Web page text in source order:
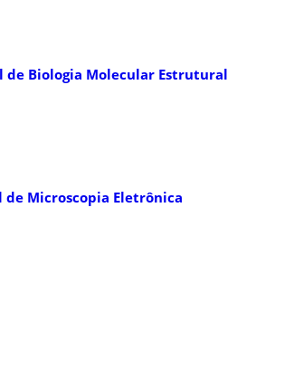
de Biologia Molecular Estrutural
Microscopia Eletrônica